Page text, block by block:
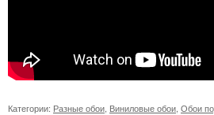
Категории: Разные обои Виниловые обои Обои